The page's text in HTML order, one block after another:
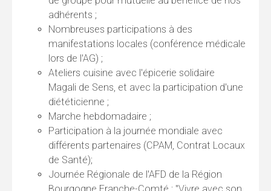
adhérents ;
Nombreuses participations à des
manifestations locales (conférence médicale
lors de l'AG) ;
Ateliers cuisine avec l'épicerie solidaire
Magali de Sens, et avec la participation d'une
diététicienne ;
Marche hebdomadaire ;
Participation à la journée mondiale avec
différents partenaires (CPAM, Contrat Locaux
de Santé);
Journée Régionale de l'AFD de la Région
Bourgogne Franche-Comté : "Vivre avec son